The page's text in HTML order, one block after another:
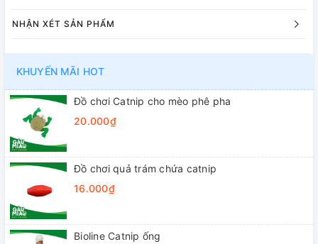
NHẬN XÉT SẢN PHẨM
KHUYẾN MÃI HOT
Đồ chơi Catnip cho mèo phê pha
20.000₫
Đồ chơi quả trám chứa catnip
16.000₫
Bioline Catnip ống